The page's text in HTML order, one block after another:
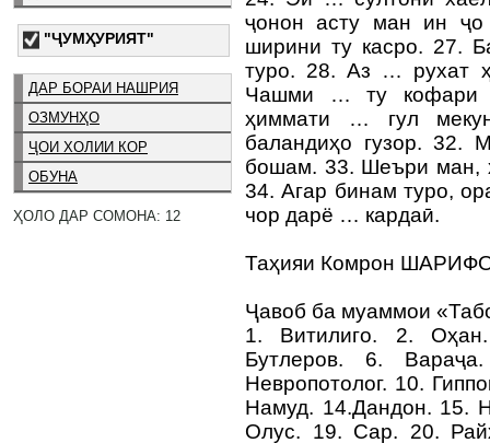
"ҶУМҲУРИЯТ"
ДАР БОРАИ НАШРИЯ
ОЗМУНҲО
ҶОИ ХОЛИИ КОР
ОБУНА
ҲОЛО ДАР СОМОНА: 12
ҷонон асту ман ин
ширини ту касро. 27.
туро. 28. Аз … рухат
Чашми … ту кофари
ҳиммати … гул
баландиҳо гузор. 32.
бошам. 33. Шеъри ман,
34. Агар бинам туро,
чор дарё … кардаӣ.
Таҳияи Комрон
Ҷавоб ба муаммои
1. Витилиго. 2.
Бутлеров. 6.
Невропотолог. 10.
Намуд. 14.Дандон. 15.
Олус. 19. Сар. 20.